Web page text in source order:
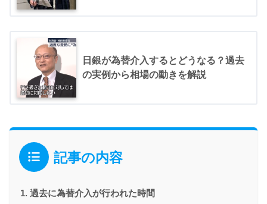
日銀が為替介入するとどうなる？過去
の実例から相場の動きを解説
記事の内容
過去に為替介入が行われた時間